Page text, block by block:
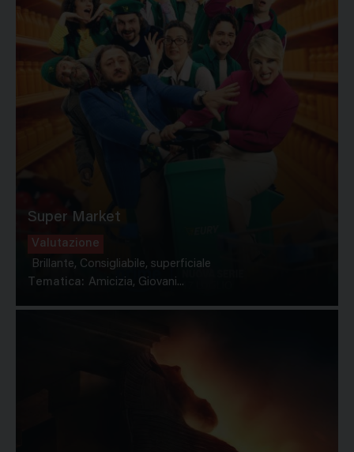
Super Market
Valutazione
Brillante, Consigliabile, superficiale
Tematica: Amicizia, Giovani...